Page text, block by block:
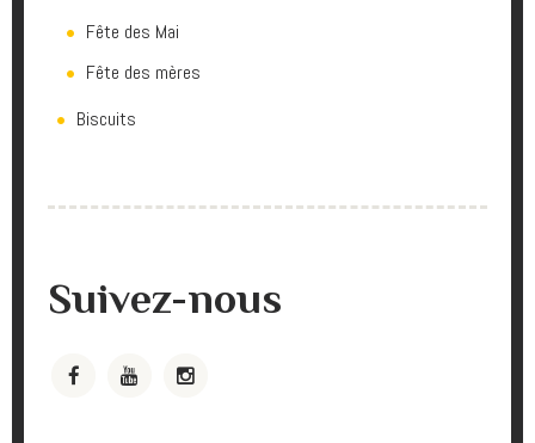
Fête des Mai
Fête des mères
Biscuits
Suivez-nous